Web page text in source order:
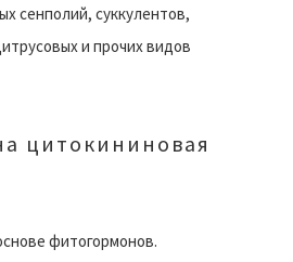
сенполий, суккулентов,
и прочих видов
цитокининовая
фитогормонов.